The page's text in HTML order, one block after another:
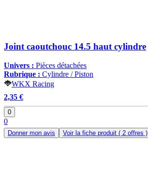
Joint caoutchouc 14.5 haut cylindre
Univers : Pièces détachées
Rubrique : Cylindre / Piston
WKX Racing
2,35 €
0
0
Donner mon avis Voir la fiche produit ( 2 offres )